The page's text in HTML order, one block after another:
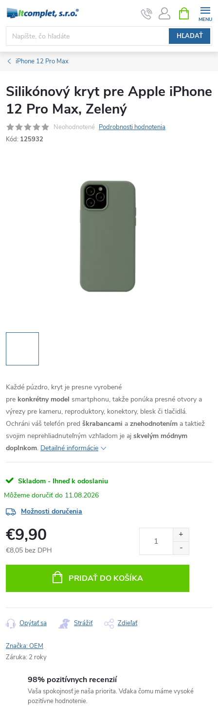
Prejsť
obsah
HĽADAŤ
KOŠÍK
iPhone 12 Pro Max
Silikónový kryt pre Apple iPhone
12 Pro Max, Zelený
Neohodnotené Podrobnosti hodnotenia
Kód: 125932
Každé púzdro, kryt je presne vyrobené
pre konkrétny model smartphonu, takže ponúka presné otvory a
výrezy pre kameru, reproduktory, konektory, blesk či tlačidlá.
Ochráni váš telefón pred škrabancami a znehodnotením a taktiež
svojim neprehliadnuteľným vzhľadom je aj skvelým módnym
doplnkom. Detailné informácie
Skladom - Ihneď k odoslaniu
11.08.2026
Možnosti doručenia
€9,90
€8,05 bez DPH
PRIDAŤ DO KOŠÍKA
Opýtať sa Strážiť Zdieľať
Značka:OEM
Záruka: 2 roky
98% pozitívnych recenzií
Vaša spokojnosť je naša priorita. Vďaka čomu máme vysoké
pozitívne hodnotenie.